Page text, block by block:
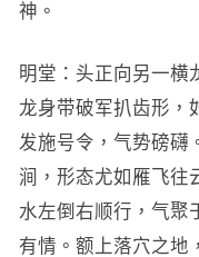
神。
明堂：头正向另一横
龙身带破军扒齿形，
发施号令，气势磅礴
涧，形态尤如雁飞往
水左倒右顺行，气聚
有情。额上落穴之地